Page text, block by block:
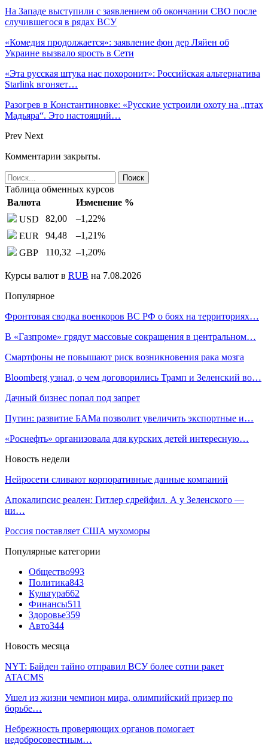
На Западе выступили с заявлением об окончании СВО после
случившегося в рядах ВСУ
«Комедия продолжается»: заявление фон дер Ляйен об
Украине вызвало ярость в Сети
«Эта русская штука нас похоронит»: Российская альтернатива
Starlink вгоняет…
Разогрев в Константиновке: «Русские устроили охоту на „птах
Мадьяра“. Это настоящий…
Prev Next
Комментарии закрыты.
Таблица обменных курсов
Валюта
Изменение %
USD
82,00 –1,22%
EUR
94,48 –1,21%
GBP
110,32 –1,20%
Курсы валют в RUB на 7.08.2026
Популярное
Фронтовая сводка военкоров ВС РФ о боях на территориях…
В «Газпроме» грядут массовые сокращения в центральном…
Смартфоны не повышают риск возникновения рака мозга
Bloomberg узнал, о чем договорились Трамп и Зеленский во…
Дачный бизнес попал под запрет
Путин: развитие БАМа позволит увеличить экспортные и…
«Роснефть» организовала для курских детей интересную…
Новость недели
Нейросети сливают корпоративные данные компаний
Апокалипсис реален: Гитлер сдрейфил. А у Зеленского —
ни…
Россия поставляет США мухоморы
Популярные категории
Общество993
Политика843
Культура662
Финансы511
Здоровье359
Авто344
Новость месяца
NYT: Байден тайно отправил ВСУ более сотни ракет
ATACMS
Ушел из жизни чемпион мира, олимпийский призер по
борьбе…
Небрежность проверяющих органов помогает
недобросовестным…